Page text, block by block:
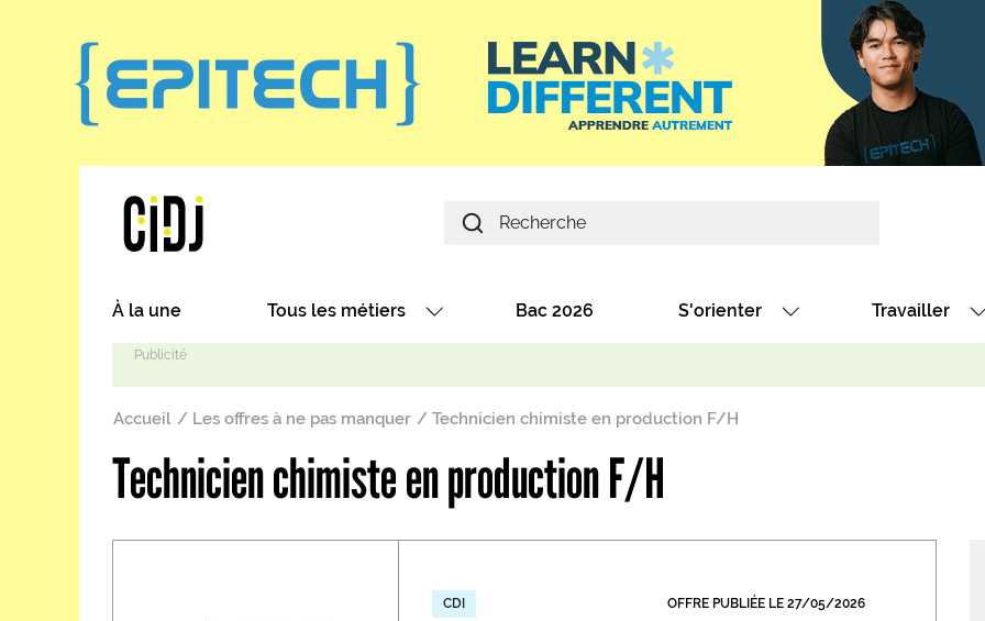
Main navigation
À la une Tous les métiers
Les métiers par centres d'intérêt
Bac 2026 S'orienter Travailler
Fil d'Ariane
Accueil Les offres à ne pas manquer Technicien chimiste en production F/H
Technicien chimiste en production F/H
CDI OFFRE PUBLIÉE LE 27/05/2026